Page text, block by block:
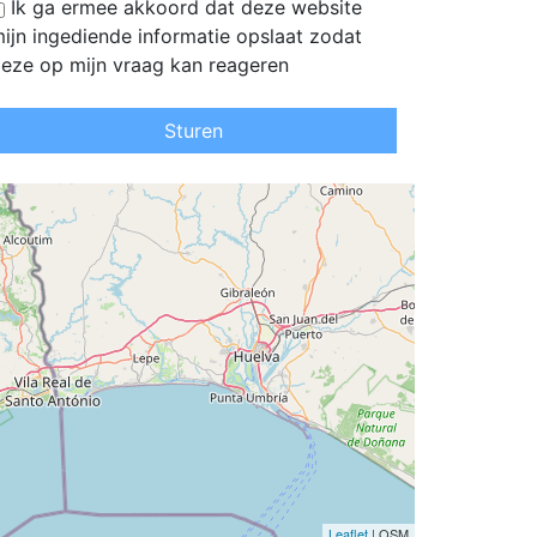
Ik ga ermee akkoord dat deze website
ingediende informatie opslaat zodat
op mijn vraag kan reageren
Sturen